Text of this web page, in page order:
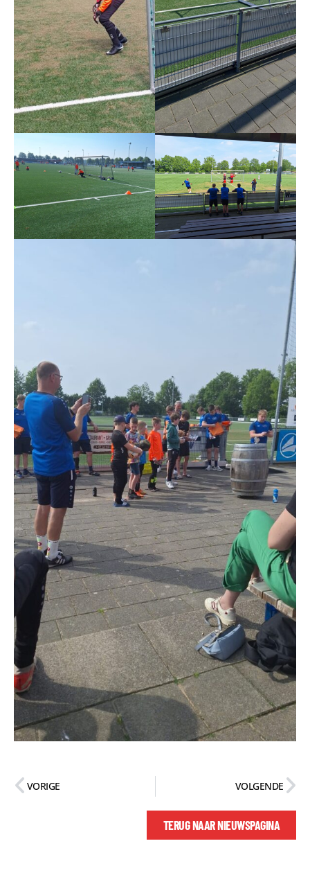
VORIGE VOLGENDE
TERUG NAAR NIEUWSPAGINA